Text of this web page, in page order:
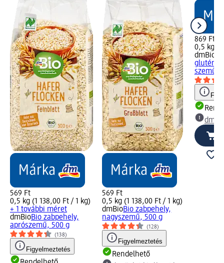
569 Ft
0,5 kg (1 138,00 Ft / 1 kg)
+ 1 további méret
dmBioBio zabpehely,
aprószemű, 500 g
(138)
Figyelmeztetés
569 Ft
0,5 kg (1 138,00 Ft / 1 kg)
dmBioBio zabpehely,
nagyszemű, 500 g
(128)
Figyelmeztetés
Rendelhető
869 Ft
0,5 kg (1
dmBio
szemű,
dm